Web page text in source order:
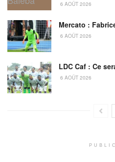
6 AOÛT 2026
Mercato :
6 AOÛT 2026
LDC Caf : Ce
6 AOÛT 2026